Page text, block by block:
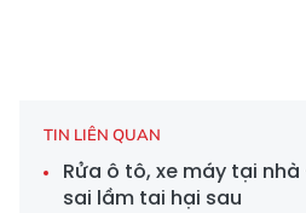
TIN LIÊN QUAN
Rửa ô tô, xe máy tại
sai lầm tai hại sau